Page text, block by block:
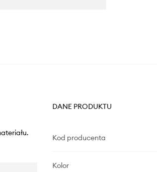
DANE PRODUKTU
Kod producenta
Kolor